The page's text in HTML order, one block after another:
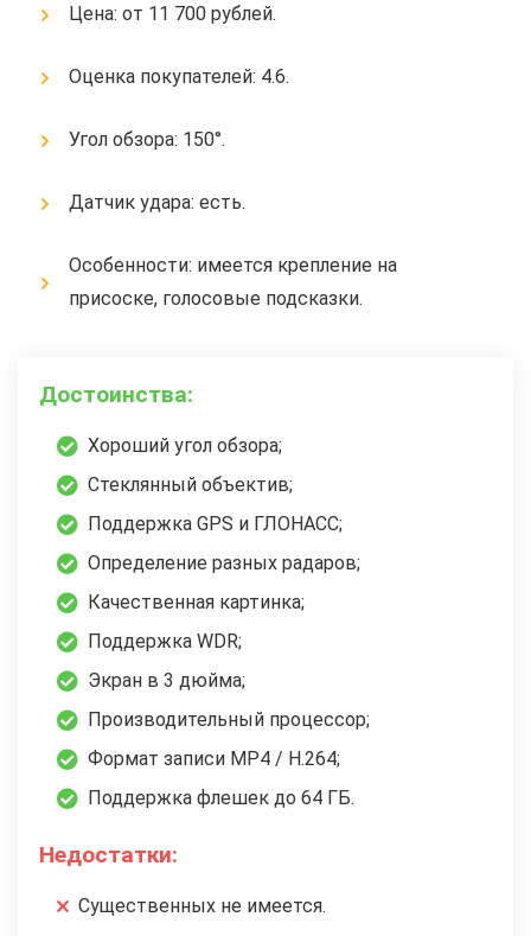
Цена: от 11 700 рублей.
Оценка покупателей: 4.6.
Угол обзора: 150°.
Датчик удара: есть.
Особенности: имеется крепление на
присоске, голосовые подсказки.
Достоинства:
Хороший угол обзора;
Стеклянный объектив;
Поддержка GPS и ГЛОНАСС;
Определение разных радаров;
Качественная картинка;
Поддержка WDR;
Экран в 3 дюйма;
Производительный процессор;
Формат записи MP4 / H.264;
Поддержка флешек до 64 ГБ.
Недостатки:
Существенных не имеется.